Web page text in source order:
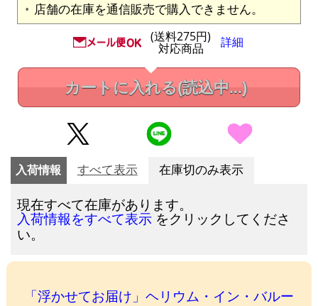
店舗の在庫を通信販売で購入できません。
(送料275円)
対応商品 詳細
カートに入れる(読込中...)
入荷情報 すべて表示 在庫切のみ表示
現在すべて在庫があります。
入荷情報をすべて表示 をクリックしてくださ
い。
「浮かせてお届け」ヘリウム・イン・バルー